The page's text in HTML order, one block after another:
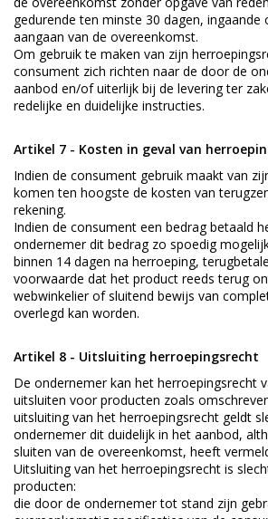
gedurende ten minste 30 dagen, ingaande
aangaan van de overeenkomst.
Om gebruik te maken van zijn
consument zich richten naar de door de
aanbod en/of uiterlijk bij de levering ter
redelijke en duidelijke instructies.
Artikel 7 - Kosten in geval van
Indien de consument gebruik maakt van
komen ten hoogste de kosten van
rekening.
Indien de consument een bedrag betaald
ondernemer dit bedrag zo spoedig
binnen 14 dagen na herroeping,
voorwaarde dat het product reeds terug
webwinkelier of sluitend bewijs van
overlegd kan worden.
Artikel 8 - Uitsluiting herroepingsrecht
De ondernemer kan het herroepingsrecht
uitsluiten voor producten zoals
uitsluiting van het herroepingsrecht geldt
ondernemer dit duidelijk in het aanbod,
sluiten van de overeenkomst, heeft
Uitsluiting van het herroepingsrecht is
producten:
die door de ondernemer tot stand zijn